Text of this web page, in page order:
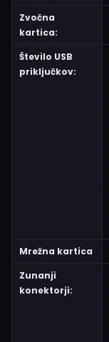
Zvočna
kartica:
Število USB
priključkov:
Mrežna kartica
Zunanji
konektorji: